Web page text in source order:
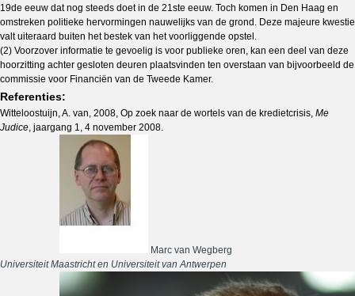
19de eeuw dat nog steeds doet in de 21ste eeuw. Toch komen in Den Haag en
omstreken politieke hervormingen nauwelijks van de grond. Deze majeure kwestie
valt uiteraard buiten het bestek van het voorliggende opstel.
(2) Voorzover informatie te gevoelig is voor publieke oren, kan een deel van deze
hoorzitting achter gesloten deuren plaatsvinden ten overstaan van bijvoorbeeld de
commissie voor Financiën van de Tweede Kamer.
Referenties:
Witteloostuijn, A. van, 2008, Op zoek naar de wortels van de kredietcrisis, Me
Judice, jaargang 1, 4 november 2008.
Marc van Wegberg
Universiteit Maastricht en Universiteit van Antwerpen